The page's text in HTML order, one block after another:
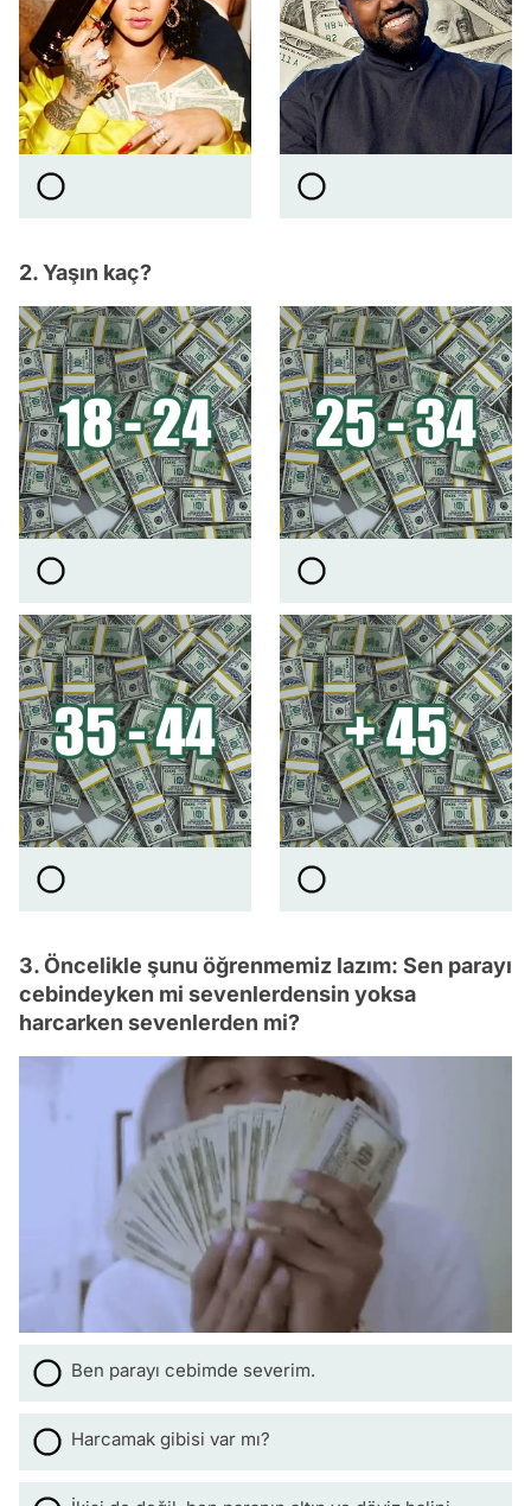
2. Yaşın kaç?
3. Öncelikle şunu öğrenmemiz lazım: Sen parayı
cebindeyken mi sevenlerdensin yoksa
harcarken sevenlerden mi?
Ben parayı cebimde severim.
Harcamak gibisi var mı?